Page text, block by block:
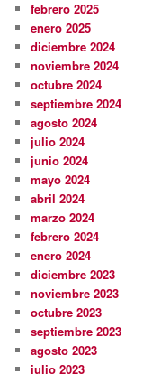
febrero 2025
enero 2025
diciembre 2024
noviembre 2024
octubre 2024
septiembre 2024
agosto 2024
julio 2024
junio 2024
mayo 2024
abril 2024
marzo 2024
febrero 2024
enero 2024
diciembre 2023
noviembre 2023
octubre 2023
septiembre 2023
agosto 2023
julio 2023